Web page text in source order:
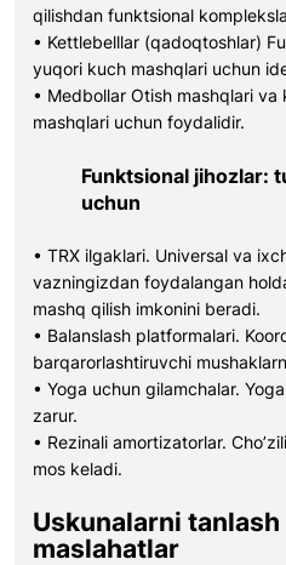
qilishdan funktsional
• Kettlebelllar (qadoqtoshlar)
yuqori kuch mashqlari uchun
• Medbollar Otish mashqlari
mashqlari uchun foydalidir.
Funktsional jihozlar:
uchun
• TRX ilgaklari. Universal va
vazningizdan foydalangan
mashq qilish imkonini beradi.
• Balanslash platformalari.
barqarorlashtiruvchi
• Yoga uchun gilamchalar.
zarur.
• Rezinali amortizatorlar.
mos keladi.
Uskunalarni tanlash
maslahatlar